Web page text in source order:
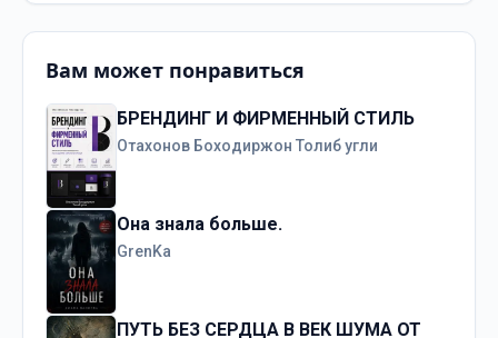
Вам может понравиться
БРЕНДИНГ И ФИРМЕННЫЙ СТИЛЬ
Отахонов Боходиржон Толиб угли
Она знала больше.
GrenKa
ПУТЬ БЕЗ СЕРДЦА В ВЕК ШУМА ОТ